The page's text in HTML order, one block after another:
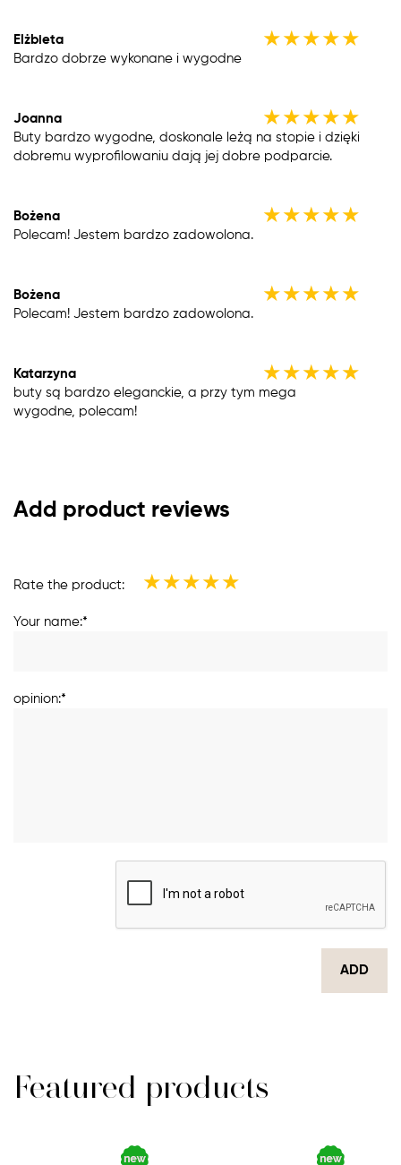
Elżbieta ★★★★★
Bardzo dobrze wykonane i wygodne
Joanna ★★★★★
Buty bardzo wygodne, doskonale leżą na stopie i dzięki
dobremu wyprofilowaniu dają jej dobre podparcie.
Bożena ★★★★★
Polecam! Jestem bardzo zadowolona.
Bożena ★★★★★
Polecam! Jestem bardzo zadowolona.
Katarzyna ★★★★★
buty są bardzo eleganckie, a przy tym mega
wygodne, polecam!
Add product reviews
Rate the product: ★★★★★
Your name:*
opinion:*
ADD
Featured products